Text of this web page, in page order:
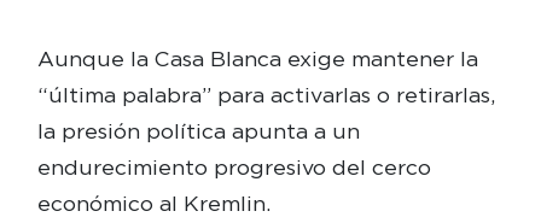
Aunque la Casa Blanca exige mantener la
“última palabra” para activarlas o retirarlas,
la presión política apunta a un
endurecimiento progresivo del cerco
económico al Kremlin.